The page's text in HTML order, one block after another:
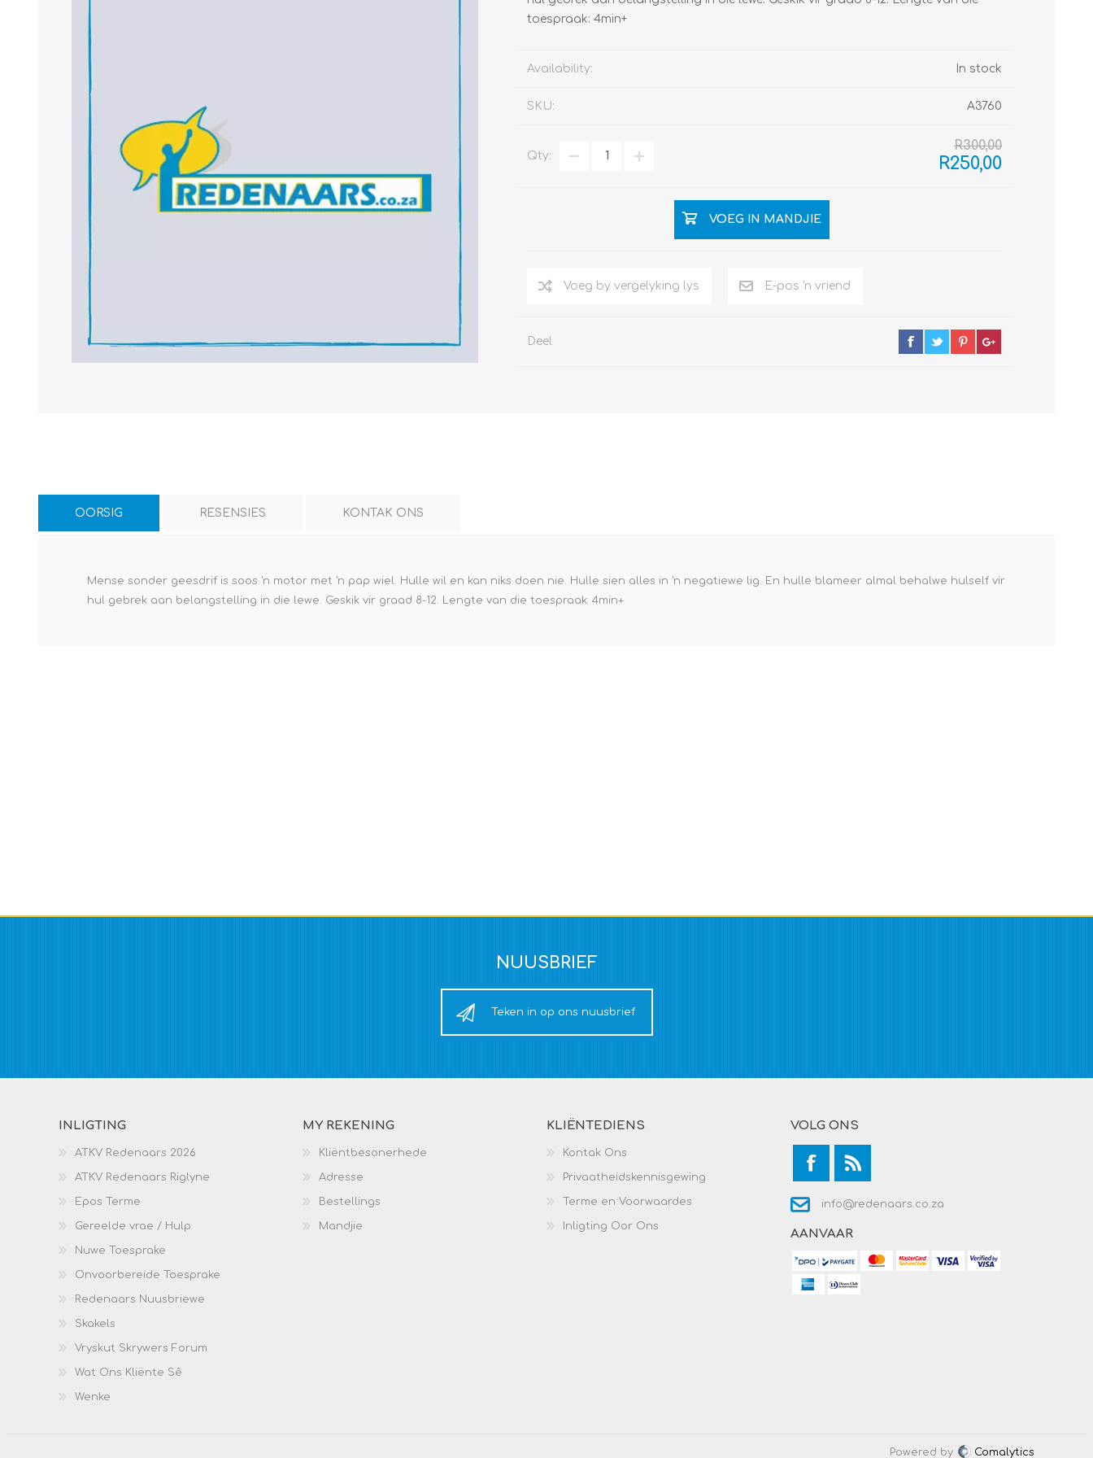
toespraak: 4min+
Availability: In stock
SKU: A3760
R300,00
R250,00
Qty:
VOEG IN MANDJIE
Deel
OORSIG RESENSIES KONTAK ONS
Mense sonder geesdrif is soos 'n motor met 'n pap wiel. Hulle wil en kan niks doen nie. Hulle sien alles in 'n negatiewe lig. En hulle blameer almal behalwe hulself vir
hul gebrek aan belangstelling in die lewe. Geskik vir graad 8-12. Lengte van die toespraak: 4min+
NUUSBRIEF
Teken in op ons nuusbrief
INLIGTING
ATKV Redenaars 2026
ATKV Redenaars Riglyne
Epos Terme
Gereelde vrae / Hulp
Nuwe Toesprake
Onvoorbereide Toesprake
Redenaars Nuusbriewe
Skakels
Vryskut Skrywers Forum
Wat Ons Kliënte Sê
Wenke
MY REKENING
Kliëntbesonerhede
Adresse
Bestellings
Mandjie
KLIËNTEDIENS
Kontak Ons
Privaatheidskennisgewing
Terme en Voorwaardes
Inligting Oor Ons
VOLG ONS
info@redenaars.co.za
AANVAAR
Powered by Comalytics